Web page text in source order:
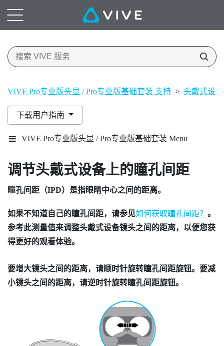
VIVE Pro专业版头显 / Pro专业版基础套装 支持 > 头戴式设
下载用户指南
VIVE Pro专业版头显 / Pro专业版基础套装 Menu
调节头戴式设备上的瞳孔间距
瞳孔间距（IPD）是指眼睛中心之间的距离。
如果不知道自己的瞳孔间距，请参见如何获取瞳孔间距？ 。
参考此测量值来调整头戴式设备镜头之间的距离，以便您获
得更好的观看体验。
要增大镜头之间的距离，请顺时针旋转瞳孔间距旋钮。要减
小镜头之间的距离，请逆时针旋转瞳孔间距旋钮。